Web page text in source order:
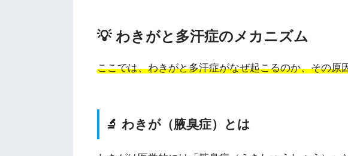
💡 わきがと多汗症のメカニズム
ここでは、わきがと多汗症がなぜ起こるのか、その
🔬 わきが（腋臭症）とは